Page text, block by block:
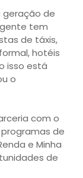
geração de
tem
de táxis,
hotéis
isso está
o
com o
de
e Minha
de